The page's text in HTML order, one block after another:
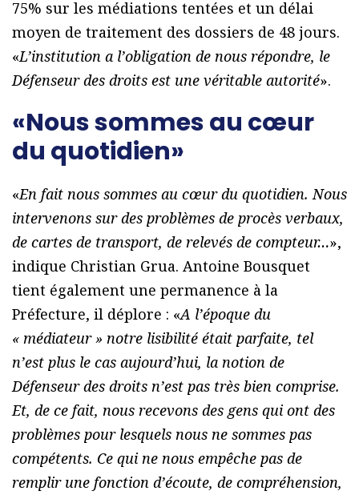
75% sur les médiations tentées et un délai
moyen de traitement des dossiers de 48 jours.
«L’institution a l’obligation de nous répondre, le
Défenseur des droits est une véritable autorité».
«Nous sommes au cœur
du quotidien»
«En fait nous sommes au cœur du quotidien. Nous
intervenons sur des problèmes de procès verbaux,
de cartes de transport, de relevés de compteur…»,
indique Christian Grua. Antoine Bousquet
tient également une permanence à la
Préfecture, il déplore : «A l’époque du
« médiateur » notre lisibilité était parfaite, tel
n’est plus le cas aujourd’hui, la notion de
Défenseur des droits n’est pas très bien comprise.
Et, de ce fait, nous recevons des gens qui ont des
problèmes pour lesquels nous ne sommes pas
compétents. Ce qui ne nous empêche pas de
remplir une fonction d’écoute, de compréhension,